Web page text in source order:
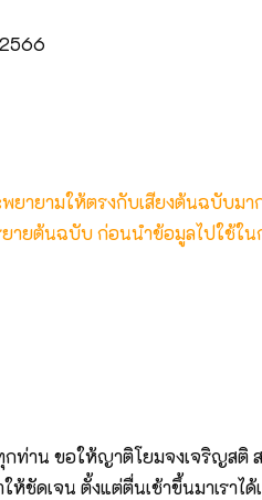
ยายามให้ตรงกับเสียงต้นฉบับม
ายต้นฉบับ ก่อนนำข้อมูลไปใช้ใน
ท่าน ขอให้ญาติโยมจงเจริญสติ
ห้ชัดเจน ตั้งแต่ตื่นเช้าขึ้นมาเราไ